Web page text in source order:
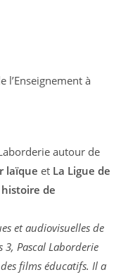
l’Enseignement à
autour de
laïque et La Ligue de
de
et audiovisuelles de
3, Pascal Laborderie
films éducatifs. Il a